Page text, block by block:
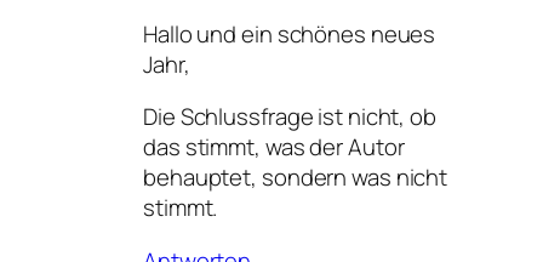
Hallo und ein schönes neues
Jahr,
Die Schlussfrage ist nicht, ob
das stimmt, was der Autor
behauptet, sondern was nicht
stimmt.